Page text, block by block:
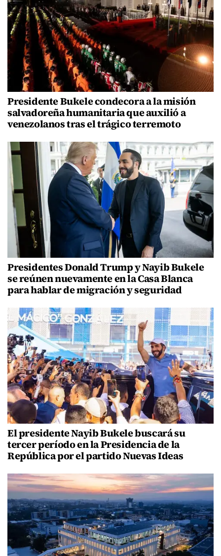
Presidente Bukele condecora a la misión
salvadoreña humanitaria que auxilió a
venezolanos tras el trágico terremoto
Presidentes Donald Trump y Nayib Bukele
se reúnen nuevamente en la Casa Blanca
para hablar de migración y seguridad
El presidente Nayib Bukele buscará su
tercer período en la Presidencia de la
República por el partido Nuevas Ideas